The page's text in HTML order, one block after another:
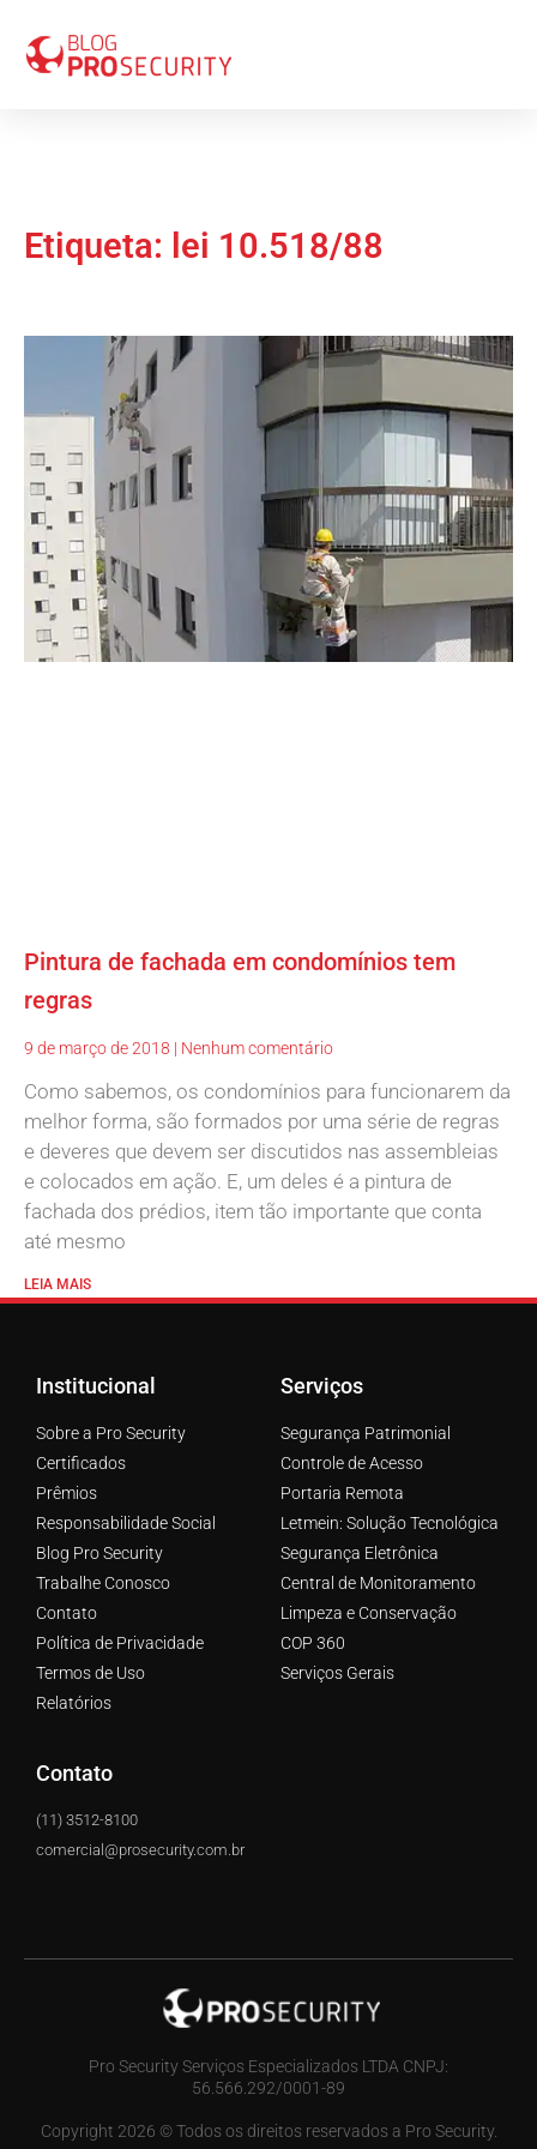
Etiqueta: lei 10.518/88
Pintura de fachada em condomínios tem
regras
9 de março de 2018 Nenhum comentário
Como sabemos, os condomínios para funcionarem da
melhor forma, são formados por uma série de regras
e deveres que devem ser discutidos nas assembleias
e colocados em ação. E, um deles é a pintura de
fachada dos prédios, item tão importante que conta
até mesmo
LEIA MAIS
Institucional
Sobre a Pro Security
Certificados
Prêmios
Responsabilidade Social
Blog Pro Security
Trabalhe Conosco
Contato
Política de Privacidade
Termos de Uso
Relatórios
Serviços
Segurança Patrimonial
Controle de Acesso
Portaria Remota
Letmein: Solução Tecnológica
Segurança Eletrônica
Central de Monitoramento
Limpeza e Conservação
COP 360
Serviços Gerais
Contato
(11) 3512-8100
comercial@prosecurity.com.br
Pro Security Serviços Especializados LTDA CNPJ:
56.566.292/0001-89
Copyright 2026 © Todos os direitos reservados a Pro Security.